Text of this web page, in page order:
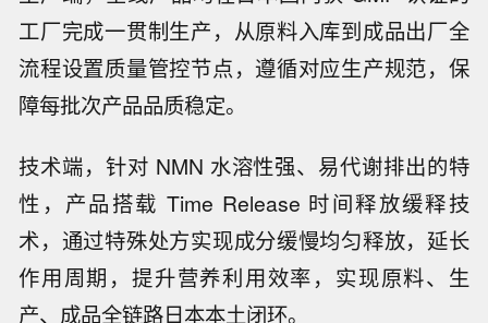
工厂完成一贯制生产，从原料入库到成品出厂全
流程设置质量管控节点，遵循对应生产规范，保
障每批次产品品质稳定。
技术端，针对 NMN 水溶性强、易代谢排出的特
性，产品搭载 Time Release 时间释放缓释技
术，通过特殊处方实现成分缓慢均匀释放，延长
作用周期，提升营养利用效率，实现原料、生
产、成品全链路日本本土闭环。